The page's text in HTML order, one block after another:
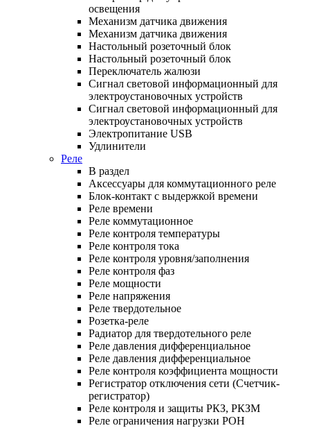
освещения
Механизм датчика движения
Механизм датчика движения
Настольный розеточный блок
Настольный розеточный блок
Переключатель жалюзи
Сигнал световой информационный для
электроустановочных устройств
Сигнал световой информационный для
электроустановочных устройств
Электропитание USB
Удлинители
Реле
В раздел
Аксессуары для коммутационного реле
Блок-контакт с выдержкой времени
Реле времени
Реле коммутационное
Реле контроля температуры
Реле контроля тока
Реле контроля уровня/заполнения
Реле контроля фаз
Реле мощности
Реле напряжения
Реле твердотельное
Розетка-реле
Радиатор для твердотельного реле
Реле давления дифференциальное
Реле давления дифференциальное
Реле контроля коэффициента мощности
Регистратор отключения сети (Счетчик-
регистратор)
Реле контроля и защиты РКЗ, РКЗМ
Реле ограничения нагрузки РОН